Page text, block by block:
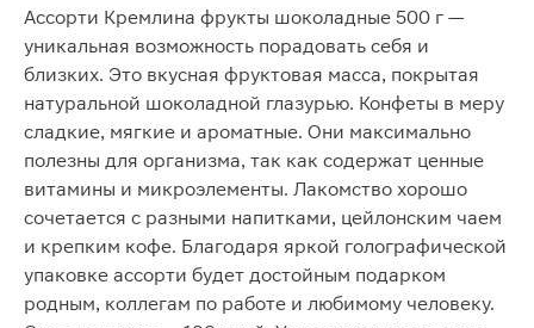
Ассорти Кремлина фрукты шоколадные 500 г —
уникальная возможность порадовать себя и
близких. Это вкусная фруктовая масса, покрытая
натуральной шоколадной глазурью. Конфеты в меру
сладкие, мягкие и ароматные. Они максимально
полезны для организма, так как содержат ценные
витамины и микроэлементы. Лакомство хорошо
сочетается с разными напитками, цейлонским чаем
и крепким кофе. Благодаря яркой голографической
упаковке ассорти будет достойным подарком
родным, коллегам по работе и любимому человеку.